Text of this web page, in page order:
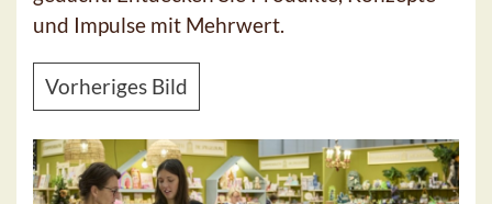
und Impulse mit Mehrwert.
Vorheriges Bild